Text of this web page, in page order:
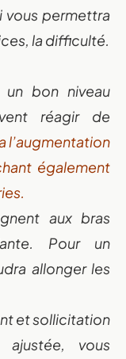
vous permettra
la difficulté.
bon niveau
réagir de
l’augmentation
également
aux bras
Pour un
allonger les
et sollicitation
vous